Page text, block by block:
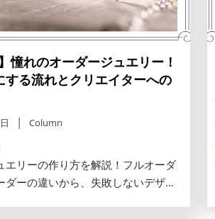
憧れのオーダージュエリー！
する流れとクリエイターへの
Column
エリーの作り方を解説！フルオーダ
ダーの違いから、失敗しないデザイ